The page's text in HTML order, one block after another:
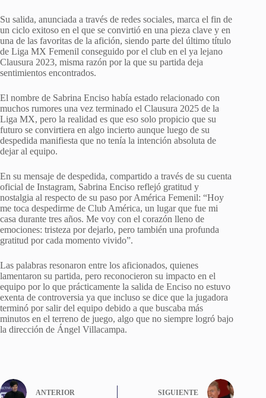
Su salida, anunciada a través de redes sociales, marca el fin de
un ciclo exitoso en el que se convirtió en una pieza clave y en
una de las favoritas de la afición, siendo parte del último título
de Liga MX Femenil conseguido por el club en el ya lejano
Clausura 2023, misma razón por la que su partida deja
sentimientos encontrados.
El nombre de Sabrina Enciso había estado relacionado con
muchos rumores una vez terminado el Clausura 2025 de la
Liga MX, pero la realidad es que eso solo propicio que su
futuro se convirtiera en algo incierto aunque luego de su
despedida manifiesta que no tenía la intención absoluta de
dejar al equipo.
En su mensaje de despedida, compartido a través de su cuenta
oficial de Instagram, Sabrina Enciso reflejó gratitud y
nostalgia al respecto de su paso por América Femenil: “Hoy
me toca despedirme de Club América, un lugar que fue mi
casa durante tres años. Me voy con el corazón lleno de
emociones: tristeza por dejarlo, pero también una profunda
gratitud por cada momento vivido”.
Las palabras resonaron entre los aficionados, quienes
lamentaron su partida, pero reconocieron su impacto en el
equipo por lo que prácticamente la salida de Enciso no estuvo
exenta de controversia ya que incluso se dice que la jugadora
terminó por salir del equipo debido a que buscaba más
minutos en el terreno de juego, algo que no siempre logró bajo
la dirección de Ángel Villacampa.
ANTERIOR SIGUIENTE